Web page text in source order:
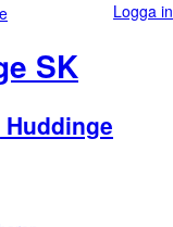
Logga in
SK